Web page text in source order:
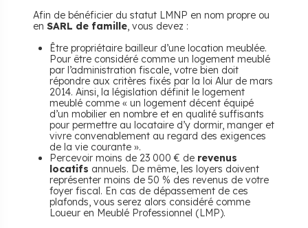
Afin de bénéficier du statut LMNP en nom propre ou
en SARL de famille, vous devez :
Être propriétaire bailleur d’une location meublée.
Pour être considéré comme un logement meublé
par l’administration fiscale, votre bien doit
répondre aux critères fixés par la loi Alur de mars
2014. Ainsi, la législation définit le logement
meublé comme « un logement décent équipé
d’un mobilier en nombre et en qualité suffisants
pour permettre au locataire d’y dormir, manger et
vivre convenablement au regard des exigences
de la vie courante ».
Percevoir moins de 23 000 € de revenus
locatifs annuels. De même, les loyers doivent
représenter moins de 50 % des revenus de votre
foyer fiscal. En cas de dépassement de ces
plafonds, vous serez alors considéré comme
Loueur en Meublé Professionnel (LMP).